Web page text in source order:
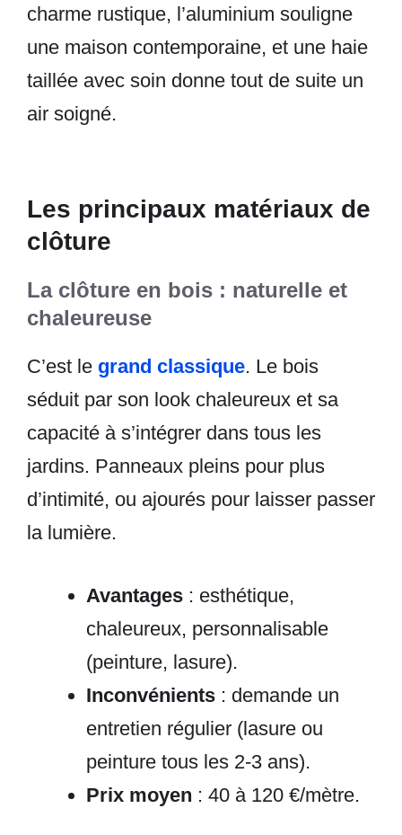
charme rustique, l’aluminium souligne
une maison contemporaine, et une haie
taillée avec soin donne tout de suite un
air soigné.
Les principaux matériaux de
clôture
La clôture en bois : naturelle et
chaleureuse
C’est le grand classique. Le bois
séduit par son look chaleureux et sa
capacité à s’intégrer dans tous les
jardins. Panneaux pleins pour plus
d’intimité, ou ajourés pour laisser passer
la lumière.
Avantages : esthétique,
chaleureux, personnalisable
(peinture, lasure).
Inconvénients : demande un
entretien régulier (lasure ou
peinture tous les 2-3 ans).
Prix moyen : 40 à 120 €/mètre.